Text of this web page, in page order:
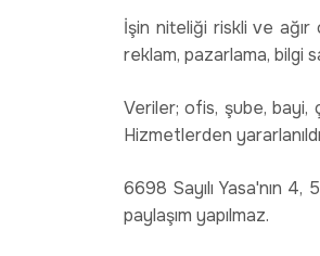
İşin niteliği riskli ve ağır
reklam, pazarlama, bilgi
Veriler; ofis, şube, bayi,
Hizmetlerden
6698 Sayılı Yasa'nın 4,
paylaşım yapılmaz.